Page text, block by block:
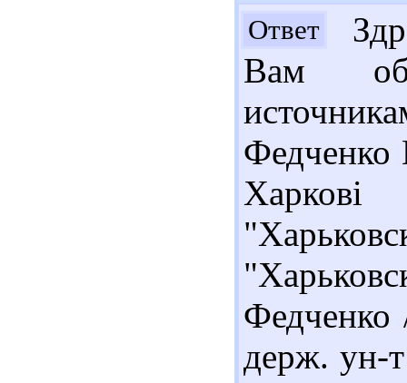
Ответ
Вам
Федченко
Федченко
держ. ун-